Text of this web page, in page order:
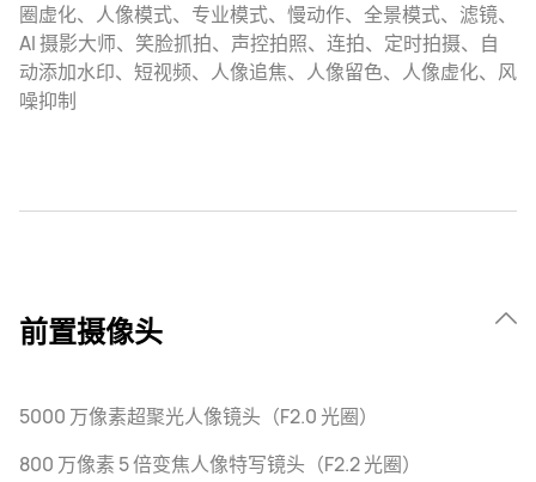
圈虚化、人像模式、专业模式、慢动作、全景模式、滤镜、
AI 摄影大师、笑脸抓拍、声控拍照、连拍、定时拍摄、自
动添加水印、短视频、人像追焦、人像留色、人像虚化、风
噪抑制
前置摄像头
5000 万像素超聚光人像镜头（F2.0 光圈）
800 万像素 5 倍变焦人像特写镜头（F2.2 光圈）